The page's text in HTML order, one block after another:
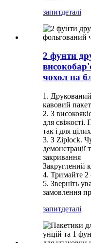
запитдеталі
2 фунти
чохол на
1.
кавовий
2. З
для свіжості.
так і для
3. З Ziplock.
демонстрації
закривання
Закруглений
4. Тримайте 2
5. Зверніть
замовлення
запитдеталі